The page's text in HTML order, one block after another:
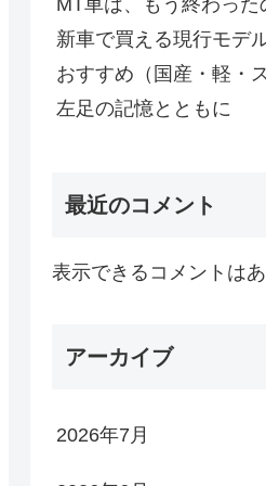
MT車は、もう終わっ
新車で買える現行モデ
おすすめ（国産・軽・
左足の記憶とともに
最近のコメント
表示できるコメントはあ
アーカイブ
2026年7月